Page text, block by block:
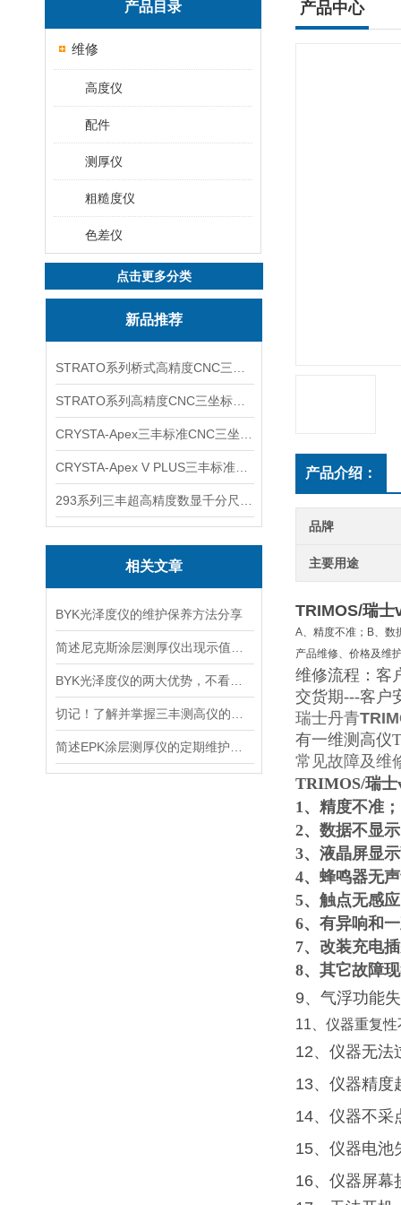
产品目录
维修
高度仪
配件
测厚仪
粗糙度仪
色差仪
点击更多分类
新品推荐
相关文章
BYK光泽度仪的维护保养方法分享
产品中心
产品介绍：
品牌
主要用途
TRIMOS/瑞士
A、精度不准；B、数
产品维修、价格及维
维修流程：客
交货期---客户
瑞士丹青
有一维测高仪
常见故障及维
TRIMOS/瑞士
1、精度不准；
2、数据不显
3、液晶屏显
4、蜂鸣器无
5、触点无感
6、有异响和
7、改装充电
8、其它故障
9、气浮功能
11、仪器重复性
12、仪器无法
13、仪器精度
14、仪器不采
15、仪器电池
16、仪器屏幕